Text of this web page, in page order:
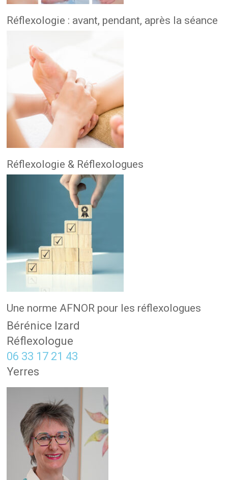
Réflexologie : avant, pendant, après la séance
Réflexologie & Réflexologues
Une norme AFNOR pour les réflexologues
Bérénice Izard
Réflexologue
06 33 17 21 43
Yerres